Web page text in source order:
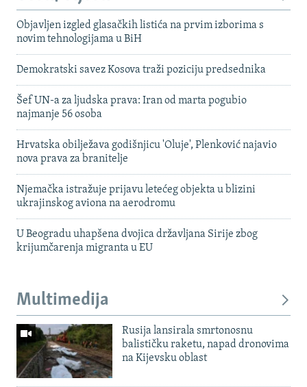
Objavljen izgled glasačkih listića na prvim izborima s
novim tehnologijama u BiH
Demokratski savez Kosova traži poziciju predsednika
Šef UN-a za ljudska prava: Iran od marta pogubio
najmanje 56 osoba
Hrvatska obilježava godišnjicu 'Oluje', Plenković najavio
nova prava za branitelje
Njemačka istražuje prijavu letećeg objekta u blizini
ukrajinskog aviona na aerodromu
U Beogradu uhapšena dvojica državljana Sirije zbog
krijumčarenja migranta u EU
Multimedija
Rusija lansirala smrtonosnu
balističku raketu, napad dronovima
na Kijevsku oblast